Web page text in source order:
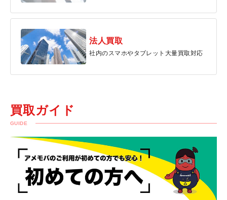
法人買取
社内のスマホやタブレット大量買取対応
買取ガイド
GUIDE